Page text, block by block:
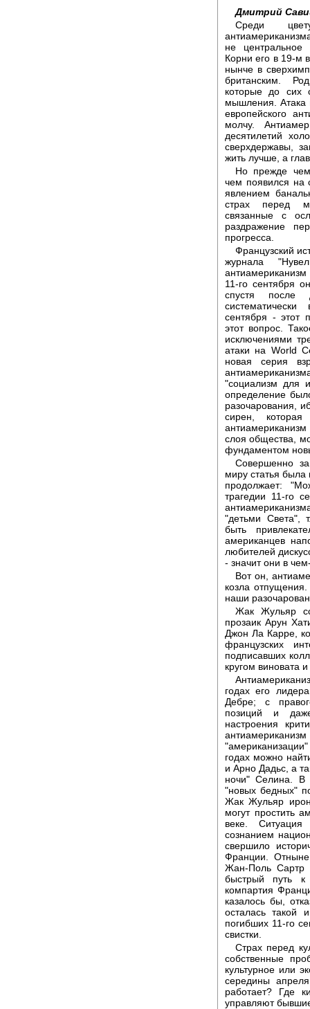
Дмитрий
Среди
не центральное
Корни его в 19-м
нынче в
британским.
которые до сих
мышления. Атака
европейского
молчу.
десятилетий
сверхдержавы,
жить лучше, а
Но прежде чем
чем появился на
явлением
страх перед
связанные с
раздражение
прогресса.
Французский
журнала
11-го сентября
спустя после
сентября - этот
этот вопрос.
исключениями
атаки на World
новая серия
"социализм для
определение
разочарования,
сирен,
слоя общества,
фундаментом
Совершенно
миру статья
продолжает:
трагедии 11-го
"детьми Света",
быть
американцев
любителей
- значит они в
Вот он,
козла
наши
Жак Жульяр
прозаик Арун
Джон Ла Карре,
французских
подписавших
кругом виновата
годах его
Дебре; с
позиций и
настроения
годах можно
и Арно Дадьс, а
ночи" Селина. В
"новых бедных"
Жак Жульяр
могут простить
веке.
сознанием
свершило
Франции. Отныне
Жан-Поль Сартр
быстрый путь к
компартия
казалось бы,
осталась такой
погибших 11-го
свистки.
Страх перед
собственные
культурное или
середины
работает? Где
управляют